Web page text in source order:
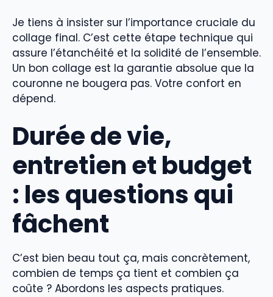
Je tiens à insister sur l’importance cruciale du
collage final. C’est cette étape technique qui
assure l’étanchéité et la solidité de l’ensemble.
Un bon collage est la garantie absolue que la
couronne ne bougera pas. Votre confort en
dépend.
Durée de vie,
entretien et budget
: les questions qui
fâchent
C’est bien beau tout ça, mais concrètement,
combien de temps ça tient et combien ça
coûte ? Abordons les aspects pratiques.